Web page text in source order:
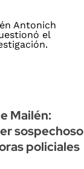
Mailén:
sospechoso
policiales